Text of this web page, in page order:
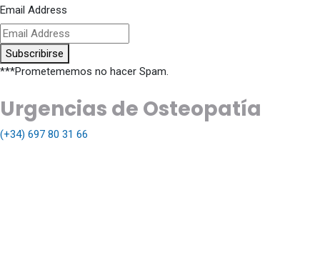
Email Address
Subscribirse
***Prometememos no hacer Spam.
Urgencias de Osteopatía
(+34) 697 80 31 66